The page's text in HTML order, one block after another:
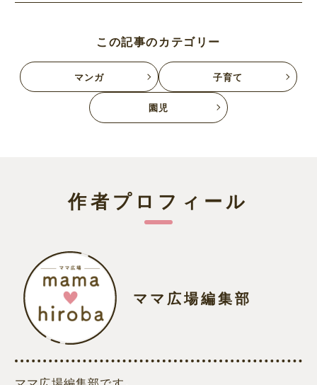
この記事のカテゴリー
マンガ 子育て
園児
作者プロフィール
ママ広場編集部